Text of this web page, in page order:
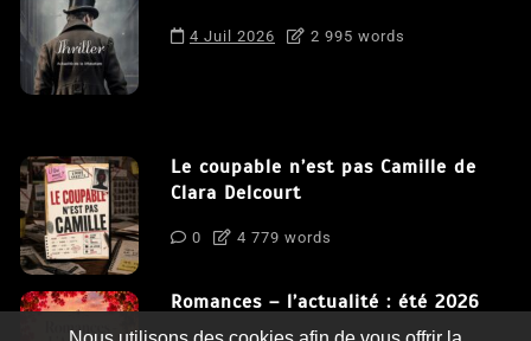
4 Juil 2026 2 995 words
Le coupable n’est pas Camille de
Clara Delcourt
0 4 779 words
Romances – l’actualité : été 2026